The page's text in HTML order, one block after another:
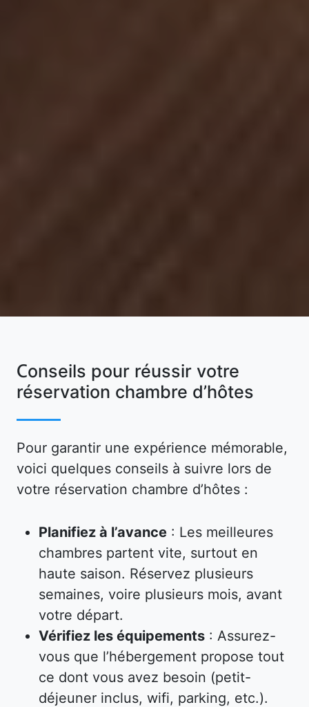
Conseils pour réussir votre
réservation chambre d’hôtes
Pour garantir une expérience mémorable,
voici quelques conseils à suivre lors de
votre réservation chambre d’hôtes :
Planifiez à l’avance : Les meilleures
chambres partent vite, surtout en
haute saison. Réservez plusieurs
semaines, voire plusieurs mois, avant
votre départ.
Vérifiez les équipements : Assurez-
vous que l’hébergement propose tout
ce dont vous avez besoin (petit-
déjeuner inclus, wifi, parking, etc.).